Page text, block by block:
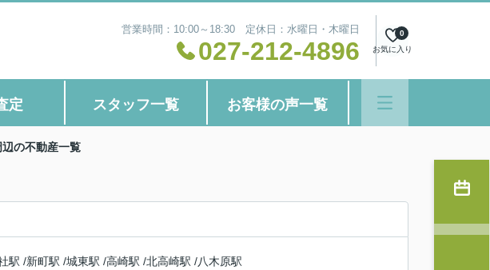
営業時間：10:00～18:30 定休日：水曜日・木曜日
027-212-4896 お気に入り
0
定 スタッフ一覧 お客様の声一覧
の不動産一覧
駅 /新町駅 /城東駅 /高崎駅 /北高崎駅 /八木原駅